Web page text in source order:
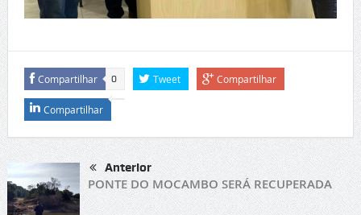
Compartilhar 0 Tweet Compartilhar
Compartilhar
Anterior
PONTE DO MOCAMBO SERÁ RECUPERADA